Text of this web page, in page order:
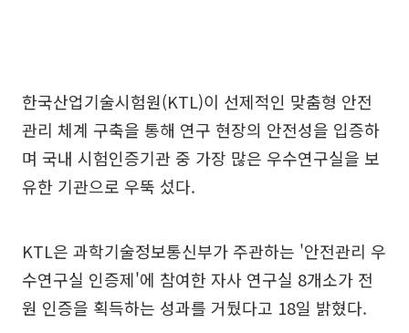
한국산업기술시험원(KTL)이 선제적인 맞춤형 안전
관리 체계 구축을 통해 연구 현장의 안전성을 입증하
며 국내 시험인증기관 중 가장 많은 우수연구실을 보
유한 기관으로 우뚝 섰다.
KTL은 과학기술정보통신부가 주관하는 '안전관리 우
수연구실 인증제'에 참여한 자사 연구실 8개소가 전
원 인증을 획득하는 성과를 거뒀다고 18일 밝혔다.